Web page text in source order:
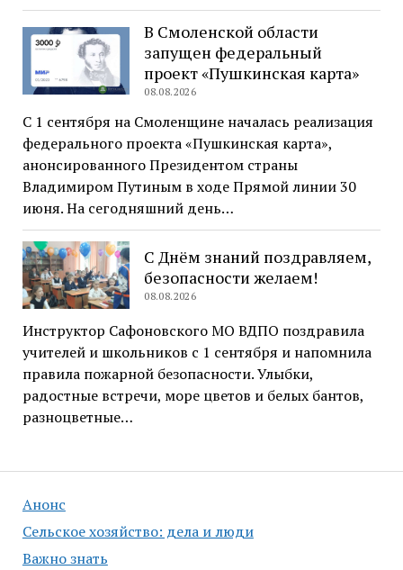
Анонс
Сельское хозяйство: дела и люди
Важно знать
В Смоленской области
запущен федеральный
проект «Пушкинская карта»
08.08.2026
С 1 сентября на Смоленщине началась реализация
федерального проекта «Пушкинская карта»,
анонсированного Президентом страны
Владимиром Путиным в ходе Прямой линии 30
июня. На сегодняшний день…
С Днём знаний поздравляем,
безопасности желаем!
08.08.2026
Инструктор Сафоновского МО ВДПО поздравила
учителей и школьников с 1 сентября и напомнила
правила пожарной безопасности. Улыбки,
радостные встречи, море цветов и белых бантов,
разноцветные…